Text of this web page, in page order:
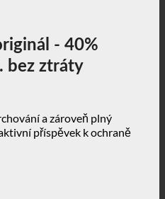
bez ztráty
a zároveň plný